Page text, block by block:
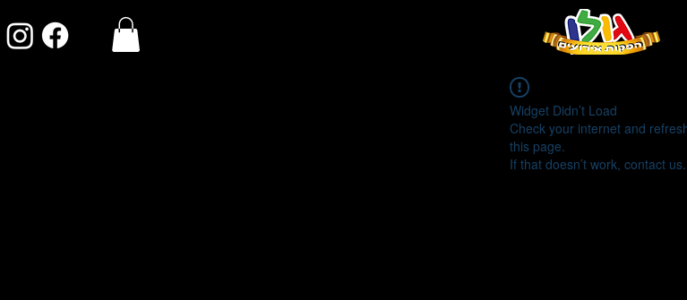
Widget Didn’t Load
Check your internet and
this page.
If that doesn’t work, contact us.